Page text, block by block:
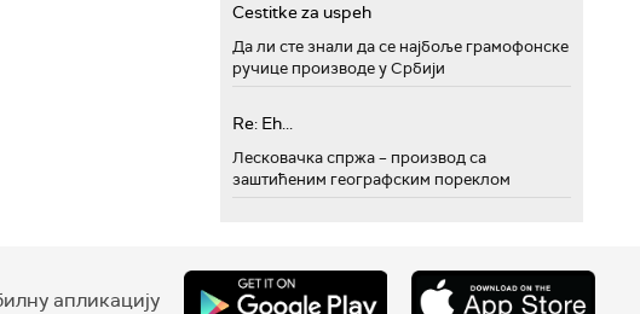
Cestitke za uspeh
Да ли сте знали да се најбоље грамофонске
ручице производе у Србији
Re: Eh...
Лесковачка спржа – производ са
заштићеним географским пореклом
апликацију